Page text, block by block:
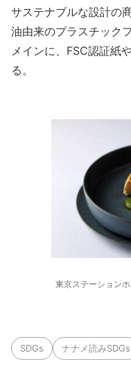
サステナブルな設計の
油由来のプラスチック
メインに、FSC認証紙
る。
東京ステーション
SDGs ナナメ読みSDGs